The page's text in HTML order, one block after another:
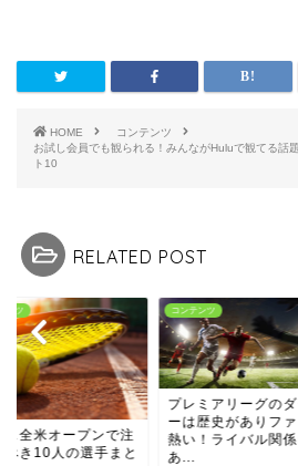
HOME
コンテンツ
お試し会員でも観られる！みんながHuluで観てる話
ト10
RELATED POST
ンツ
ス全米オープンで注
べき10人の選手まと
コンテンツ
プレミアリーグの
ーは歴史がありファ
熱い！ライバル関
あ...